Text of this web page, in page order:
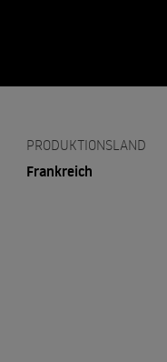
PRODUKTIONSLAND
Frankreich